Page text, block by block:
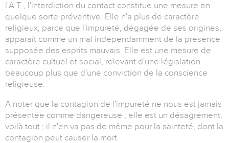
l'A.T., l'interdiction du contact constitue une mesure en
quelque sorte préventive. Elle n'a plus de caractère
religieux, parce que l'impureté, dégagée de ses origines,
apparaît comme un mal indépendamment de la présence
supposée des esprits mauvais. Elle est une mesure de
caractère cultuel et social, relevant d'une législation
beaucoup plus que d'une conviction de la conscience
religieuse.
A noter que la contagion de l'impureté ne nous est jamais
présentée comme dangereuse ; elle est un désagrément,
voilà tout ; il n'en va pas de même pour la sainteté, dont la
contagion peut causer la mort.